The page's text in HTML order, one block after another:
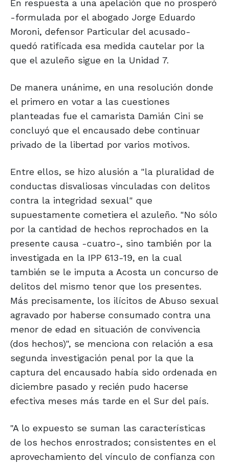
En respuesta a una apelación que no prosperó
-formulada por el abogado Jorge Eduardo
Moroni, defensor Particular del acusado-
quedó ratificada esa medida cautelar por la
que el azuleño sigue en la Unidad 7.
De manera unánime, en una resolución donde
el primero en votar a las cuestiones
planteadas fue el camarista Damián Cini se
concluyó que el encausado debe continuar
privado de la libertad por varios motivos.
Entre ellos, se hizo alusión a "la pluralidad de
conductas disvaliosas vinculadas con delitos
contra la integridad sexual" que
supuestamente cometiera el azuleño. "No sólo
por la cantidad de hechos reprochados en la
presente causa -cuatro-, sino también por la
investigada en la IPP 613-19, en la cual
también se le imputa a Acosta un concurso de
delitos del mismo tenor que los presentes.
Más precisamente, los ilícitos de Abuso sexual
agravado por haberse consumado contra una
menor de edad en situación de convivencia
(dos hechos)", se menciona con relación a esa
segunda investigación penal por la que la
captura del encausado había sido ordenada en
diciembre pasado y recién pudo hacerse
efectiva meses más tarde en el Sur del país.
"A lo expuesto se suman las características
de los hechos enrostrados; consistentes en el
aprovechamiento del vínculo de confianza con